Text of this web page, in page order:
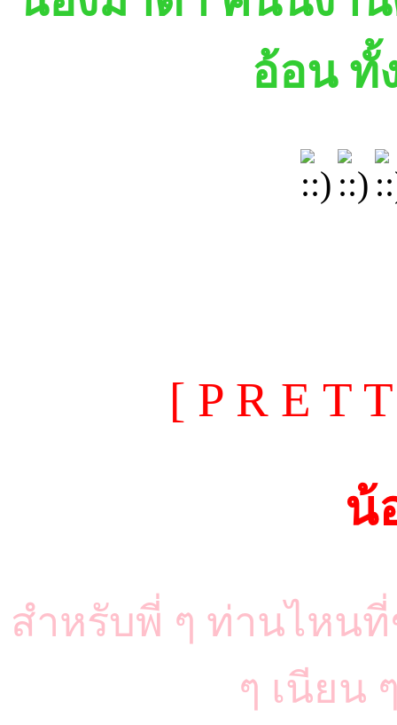
อ้อน ทั้
[ P R E T
น้
สำหรับพี่ ๆ ท่านไหน
ๆ เนียน